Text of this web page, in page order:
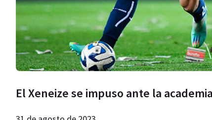
El Xeneize se impuso ante la